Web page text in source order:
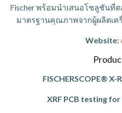
Fischer พร้อมนำเสนอโซลูชันที่
มาตรฐานคุณภาพจากผู้ผลิตเ
Website:
FISCHERSCOPE® X-
XRF PCB testing